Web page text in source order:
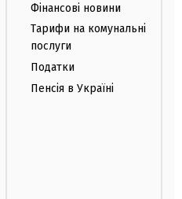
Фінансові новини
Тарифи на комунальні
послуги
Податки
Пенсія в Україні